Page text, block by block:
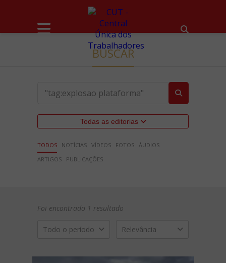
BUSCAR
Todas as editorias
TODOS NOTÍCIAS VÍDEOS FOTOS ÁUDIOS
ARTIGOS
PUBLICAÇÕES
Foi encontrado 1 resultado
Todo o período Relevância